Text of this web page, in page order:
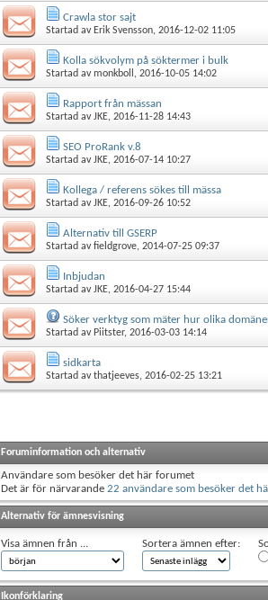
Crawla stor sajt
Startad av Erik Svensson, 2016-12-02 11:05
Kolla sökvolym på söktermer i bulk
Startad avmonkboll , 2016-10-05 14:02
Rapport från mässan
Startad avJKE, 2016-11-28 14:43
SEO ProRank v.8
Startad avJKE, 2016-07-14 10:27
Kollega / referens sökes till mässa
Startad avJKE, 2016-09-26 10:52
Alternativ till GSERP
Startad avfieldgrove, 2014-07-25 09:37
Inbjudan
Startad avJKE, 2016-04-27 15:44
Söker verktyg som mäter hur olika
Startad av Piitster, 2016-03-03 14:14
sidkarta
Startad avthatjeeves, 2016-02-25 13:21
Foruminformation och alternativ
Användare som besöker det här forumet
Det är för närvarande 22 användare som besöker det
Alternativ för ämnesvisning
Visa ämnen från ... Sortera ämnen efter:
Ikonförklaring